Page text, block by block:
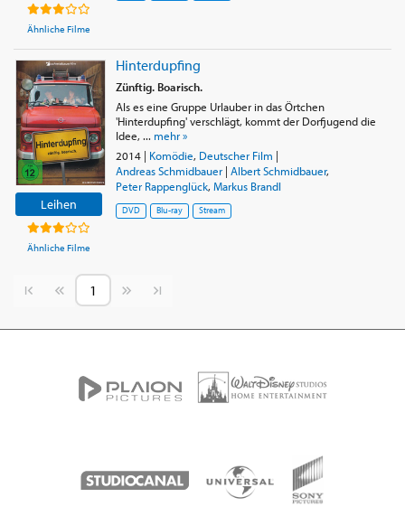
Ähnliche Filme
Leihen
Ähnliche Filme
Hinterdupfing
Zünftig. Boarisch.
Als es eine Gruppe Urlauber in das Örtchen
'Hinterdupfing' verschlägt, kommt der Dorfjugend die
Idee, ... mehr »
2014| Komödie, Deutscher Film |
Andreas Schmidbauer| Albert Schmidbauer,
Peter Rappenglück, Markus Brandl
DVD Blu-ray Stream
Vorherige SeiteNächste Seite